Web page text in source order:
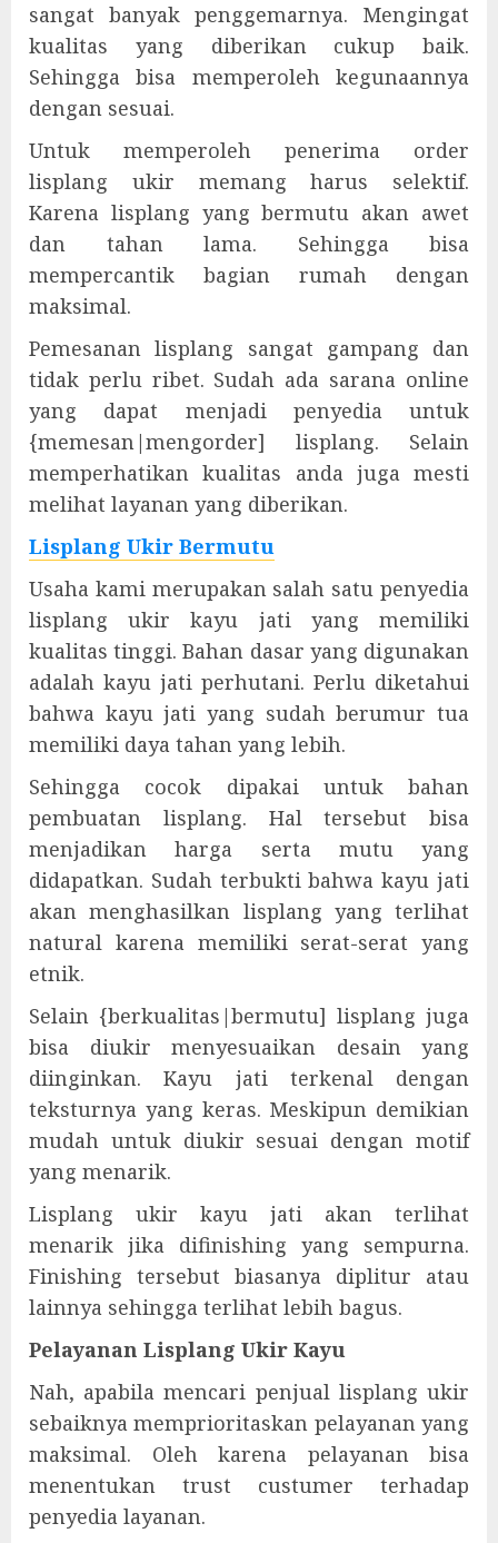
sangat banyak penggemarnya. Mengingat
kualitas yang diberikan cukup baik.
Sehingga bisa memperoleh kegunaannya
dengan sesuai.
Untuk memperoleh penerima order
lisplang ukir memang harus selektif.
Karena lisplang yang bermutu akan awet
dan tahan lama. Sehingga bisa
mempercantik bagian rumah dengan
maksimal.
Pemesanan lisplang sangat gampang dan
tidak perlu ribet. Sudah ada sarana online
yang dapat menjadi penyedia untuk
{memesan|mengorder] lisplang. Selain
memperhatikan kualitas anda juga mesti
melihat layanan yang diberikan.
Lisplang Ukir Bermutu
Usaha kami merupakan salah satu penyedia
lisplang ukir kayu jati yang memiliki
kualitas tinggi. Bahan dasar yang digunakan
adalah kayu jati perhutani. Perlu diketahui
bahwa kayu jati yang sudah berumur tua
memiliki daya tahan yang lebih.
Sehingga cocok dipakai untuk bahan
pembuatan lisplang. Hal tersebut bisa
menjadikan harga serta mutu yang
didapatkan. Sudah terbukti bahwa kayu jati
akan menghasilkan lisplang yang terlihat
natural karena memiliki serat-serat yang
etnik.
Selain {berkualitas|bermutu] lisplang juga
bisa diukir menyesuaikan desain yang
diinginkan. Kayu jati terkenal dengan
teksturnya yang keras. Meskipun demikian
mudah untuk diukir sesuai dengan motif
yang menarik.
Lisplang ukir kayu jati akan terlihat
menarik jika difinishing yang sempurna.
Finishing tersebut biasanya diplitur atau
lainnya sehingga terlihat lebih bagus.
Pelayanan Lisplang Ukir Kayu
Nah, apabila mencari penjual lisplang ukir
sebaiknya memprioritaskan pelayanan yang
maksimal. Oleh karena pelayanan bisa
menentukan trust custumer terhadap
penyedia layanan.